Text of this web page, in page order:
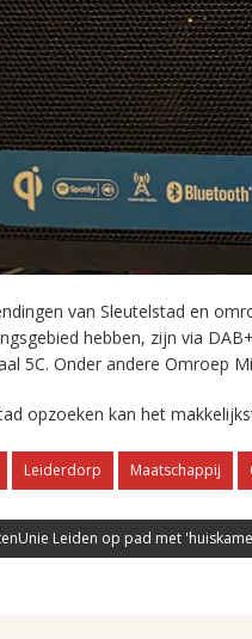
van Sleutelstad en
hebben, zijn via
5C. Onder andere Omroep
opzoeken kan het
Leiderdorp Maatschappij
Leiden op pad met